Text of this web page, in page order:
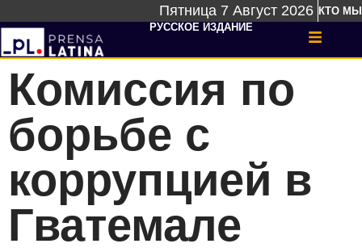
Пятница 7 Август 2026 КТО МЫ
РУССКОЕ ИЗДАНИЕ
Комиссия по
борьбе с
коррупцией в
Гватемале